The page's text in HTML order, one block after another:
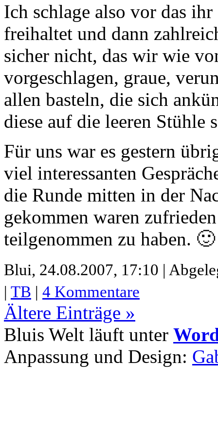
Ich schlage also vor das
freihaltet und dann
sicher nicht, das wir wie
vorgeschlagen, graue,
allen basteln, die sich
diese auf die leeren Stühle
Für uns war es gestern
viel interessanten
die Runde mitten in der
gekommen waren
teilgenommen zu haben. 🙂
Blui, 24.08.2007, 17:10 |
| TB | 4 Kommentare
Ältere Einträge »
Bluis Welt läuft unter
Anpassung und Design: